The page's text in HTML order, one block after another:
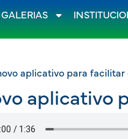
GALERIAS
aplicativo para
aplicativo